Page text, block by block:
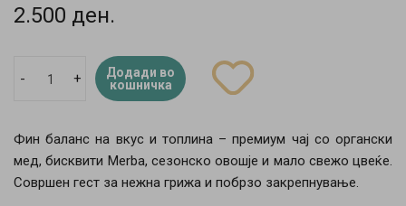
2.500 ден.
- +
Додади во
кошничка
Фин баланс на вкус и топлина – премиум чај со органски
мед, бисквити Merba, сезонско овошје и мало свежо цвеќе.
Совршен гест за нежна грижа и побрзо закрепнување.